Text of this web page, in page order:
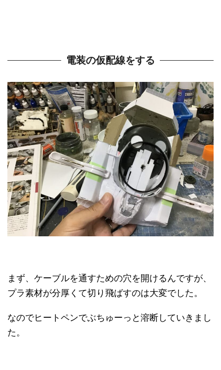
電装の仮配線をする
まず、ケーブルを通すための穴を開けるんですが、
プラ素材が分厚くて切り飛ばすのは大変でした。
なのでヒートペンでぶちゅーっと溶断していきまし
た。